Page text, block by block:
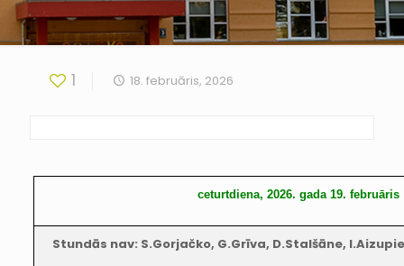
1 18. februāris, 2026
ceturtdiena, 2026. gada 19. februāris
Stundās nav: S.Gorjačko, G.Grīva, D.Stalšāne,